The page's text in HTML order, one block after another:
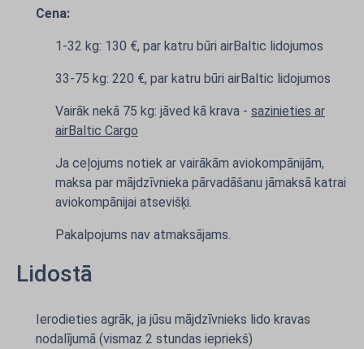
Cena:
1-32 kg: 130 €, par katru būri airBaltic lidojumos
33-75 kg: 220 €, par katru būri airBaltic lidojumos
Vairāk nekā 75 kg: jāved kā krava - sazinieties ar
airBaltic Cargo
Ja ceļojums notiek ar vairākām aviokompānijām,
maksa par mājdzīvnieka pārvadāšanu jāmaksā katrai
aviokompānijai atsevišķi.
Pakalpojums nav atmaksājams.
Lidostā
Ierodieties agrāk, ja jūsu mājdzīvnieks lido kravas
nodalījumā (vismaz 2 stundas iepriekš)